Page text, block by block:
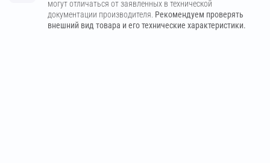
могут отличаться от заявленных в технической
документации производителя. Рекомендуем проверять
внешний вид товара и его технические характеристики.